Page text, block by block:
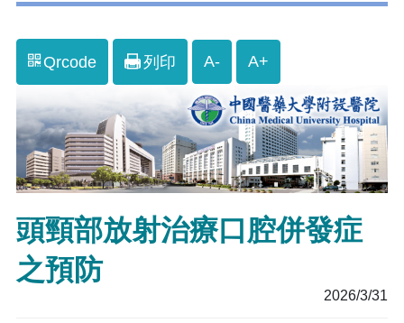
Qrcode 列印 A- A+
頭頸部放射治療口腔併發症
之預防
2026/3/31